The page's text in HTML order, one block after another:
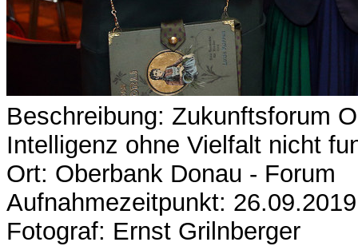
Beschreibung: Zukunftsforum
Intelligenz ohne Vielfalt nicht
Ort: Oberbank Donau - Forum
Aufnahmezeitpunkt: 26.09.2019
Fotograf: Ernst Grilnberger